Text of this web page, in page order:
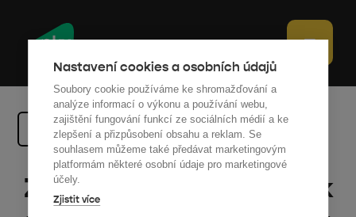
Nastavení cookies a osobních údajů
Soubory cookie používáme ke shromažďování a
analýze informací o výkonu a používání webu,
zajištění fungování funkcí ze sociálních médií a ke
zlepšení a přizpůsobení obsahu a reklam. Se
souhlasem můžeme také předávat marketingovým
platformám některé osobní údaje pro marketingové
účely.
Zjistit více
Zpět na výběr
Ze studentského bytu k